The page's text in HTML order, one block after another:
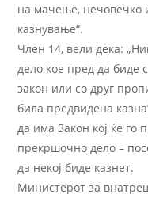
на мачење, нечовечко
казнување“.
Член 14, вели дека:
дело кое пред да биде
закон или со друг
била предвидена
да има Закон кој ќе го
прекршочно дело –
да некој биде казнет.
Министерот за